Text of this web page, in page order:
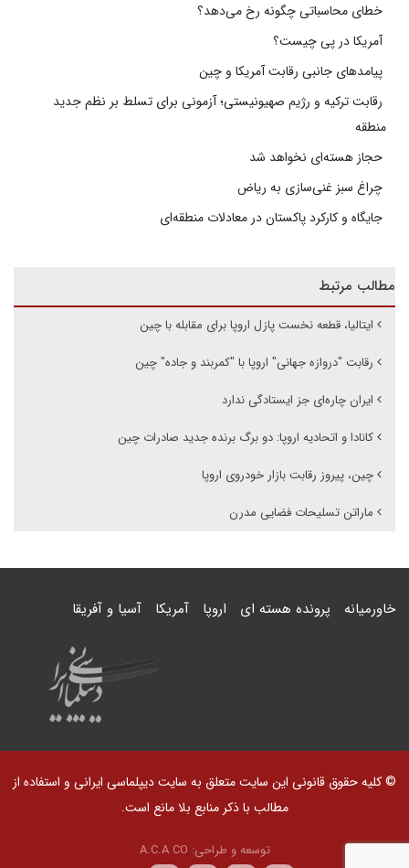
خطای محاسباتی چگونه رخ می‌دهد؟
آمریکا در پی چیست؟
پیامدهای جانبی رقابت آمریکا و چین
رقابت ترکیه و رژیم صهیونیستی؛ آزمونی برای تسلط بر نظم جدید
منطقه
حجاز هسته‌ای نخواهد شد
چراغ سبز غنی‌سازی به ریاض
جایگاه و کارکرد پاکستان در معادلات منطقه‌ای
مطالب مرتبط
ایتالیا، قطعه نخست پازل اروپا برای مقابله با چین
رقابت "دروازه جهانی" اروپا با "کمربند و جاده" چین
ایران چاره‌ای جز ایستادگی ندارد
کانادا و اتحادیه اروپا: دو برگ برنده جدید صادرات چین
چین، پیروز رقابت بازار خودروی اروپا
ماراتن تسلیحات فضایی مدرن
خاورمیانه پرونده هسته ای اروپا آمریکا آسیا و آفریقا
© کلیه حقوق قانونی این سایت متعلق به سایت دیپلماسی ایرانی و استفاده از
مطالب با ذکر منابع بلا مانع است.
توسعه و طراحی: A.C.A CO